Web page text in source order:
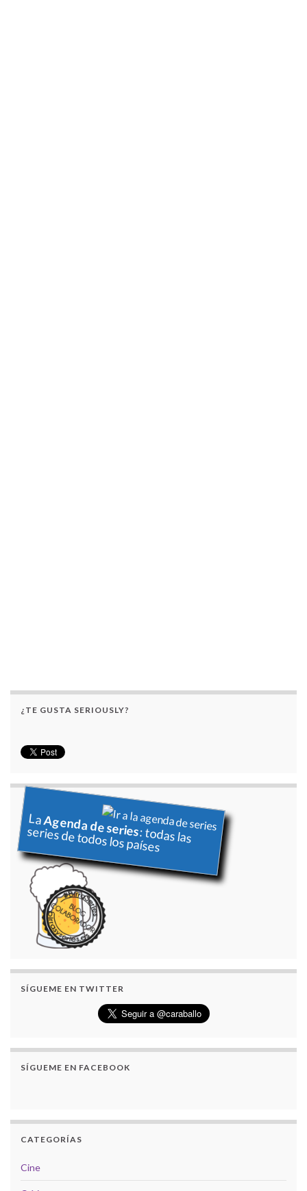
¿TE GUSTA SERIOUSLY?
LaAgenda de series: todas las
series de todos los países
SÍGUEME EN TWITTER
SÍGUEME EN FACEBOOK
CATEGORÍAS
Cine